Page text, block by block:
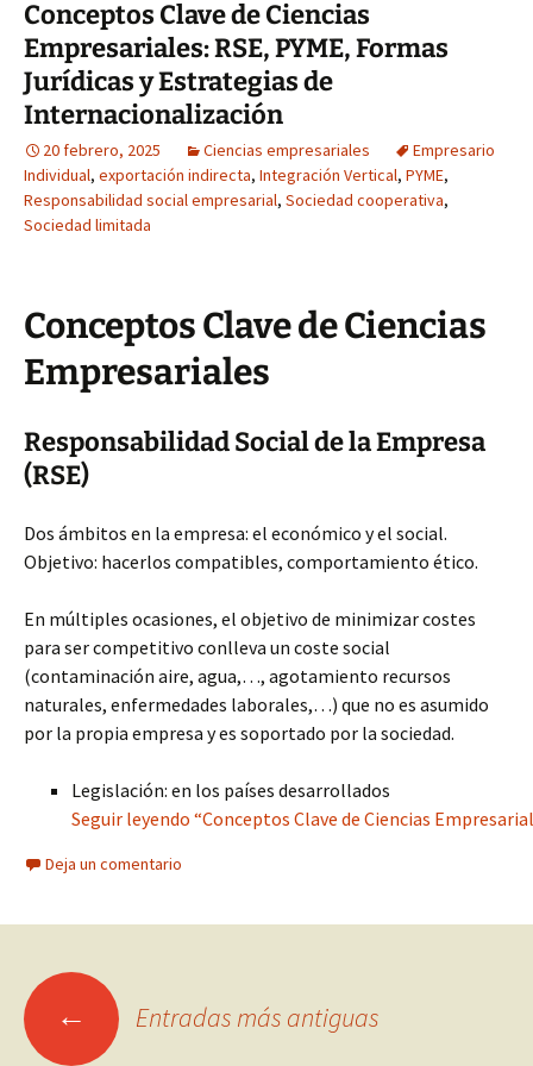
Conceptos Clave de Ciencias
Empresariales: RSE, PYME, Formas
Jurídicas y Estrategias de
Internacionalización
20 febrero, 2025 Ciencias empresariales
Empresario
Individual, exportación indirecta, Integración Vertical, PYME,
Responsabilidad social empresarial, Sociedad cooperativa,
Sociedad limitada
Conceptos Clave de Ciencias
Empresariales
Responsabilidad Social de la Empresa
(RSE)
Dos ámbitos en la empresa: el económico y el social.
Objetivo: hacerlos compatibles, comportamiento ético.
En múltiples ocasiones, el objetivo de minimizar costes
para ser competitivo conlleva un coste social
(contaminación aire, agua,…, agotamiento recursos
naturales, enfermedades laborales,…) que no es asumido
por la propia empresa y es soportado por la sociedad.
Legislación: en los países desarrollados
Seguir leyendo “Conceptos Clave de Ciencias
Deja un comentario
Ir ← Entradas más antiguas